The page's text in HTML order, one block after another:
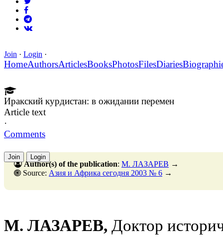
Join · Login ·
HomeAuthorsArticlesBooksPhotosFilesDiaries
Иракский курдистан: в ожидании перемен
Article text
·
Comments
Join Login
Author(s) of the publication: М. ЛАЗАРЕВ →
Source: Азия и Африка сегодня 2003 № 6 →
М. ЛАЗАРЕВ, Доктор